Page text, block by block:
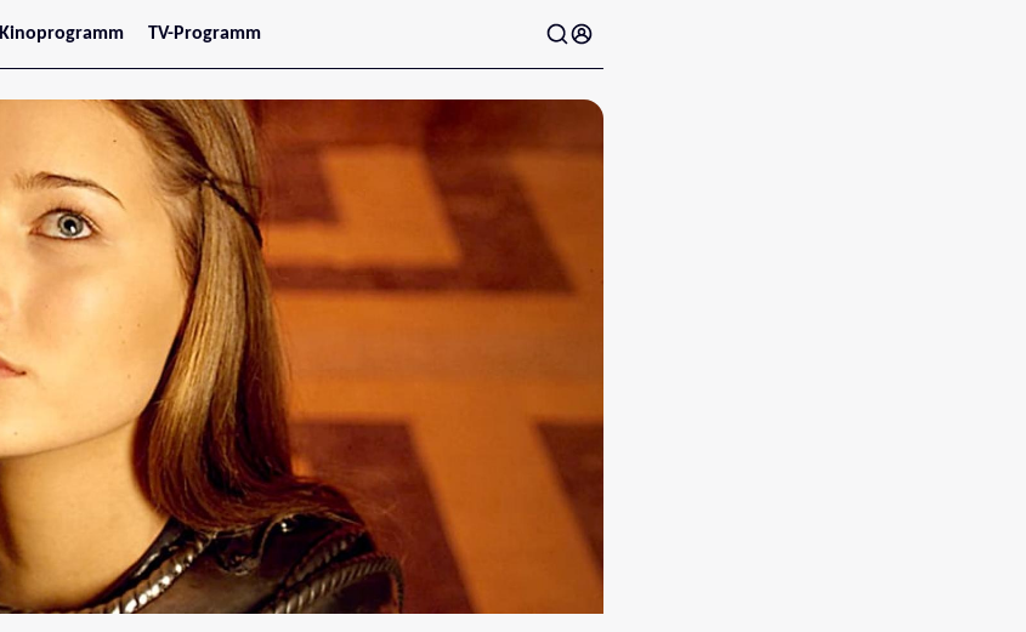
Kinoprogramm
Jetzt im Kino
Niederösterreich
Steiermark
Burgenland
Kärnten
Salzburg
TV-Programm